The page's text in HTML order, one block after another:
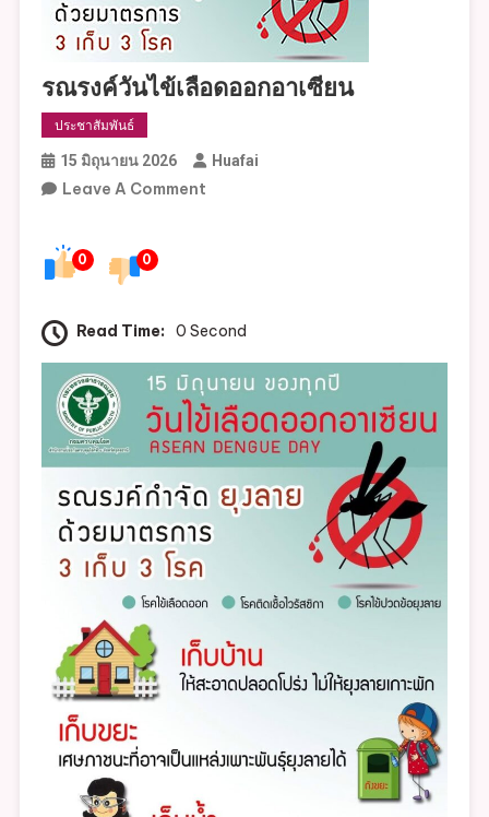
รณรงค์วันไข้เลือดออกอาเซียน
ประชาสัมพันธ์
15 มิถุนายน 2026 Huafai
Leave A CommentOn
0 0
Read Time: 0 Second